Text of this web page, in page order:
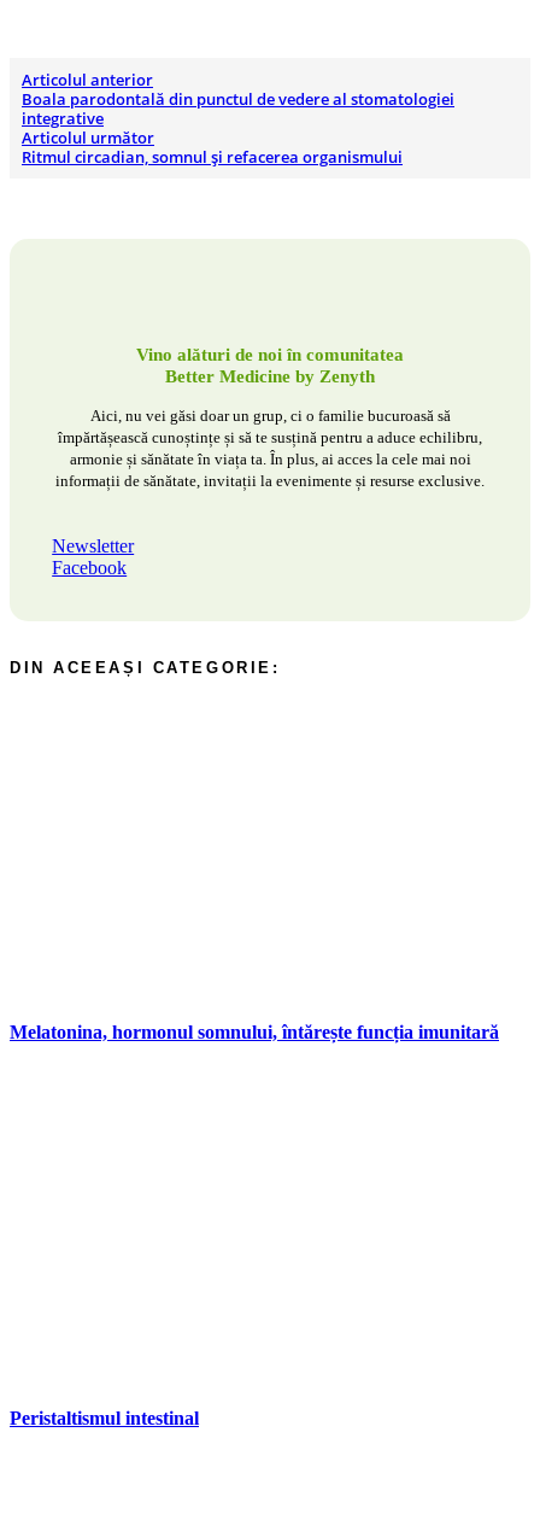
Articolul anterior
Boala parodontală din punctul de vedere al stomatologiei
integrative
Articolul următor
Ritmul circadian, somnul și refacerea organismului
Vino alături de noi în comunitatea
Better Medicine by Zenyth
Aici, nu vei găsi doar un grup, ci o familie bucuroasă să
împărtășească cunoștințe și să te susțină pentru a aduce echilibru,
armonie și sănătate în viața ta. În plus, ai acces la cele mai noi
informații de sănătate, invitații la evenimente și resurse exclusive.
Newsletter
Facebook
Melatonina, hormonul somnului, întărește funcția imunitară
Peristaltismul intestinal